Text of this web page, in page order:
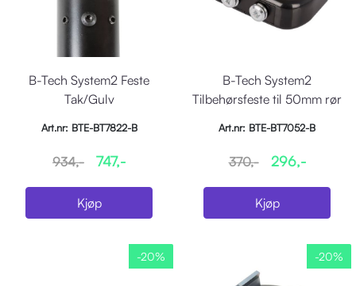
B-Tech System2 Feste
Tak/Gulv
Art.nr: BTE-BT7822-B
934,- 747,-
Kjøp
B-Tech System2
Tilbehørsfeste til 50mm rør
Art.nr: BTE-BT7052-B
370,- 296,-
Kjøp
-20% -20%